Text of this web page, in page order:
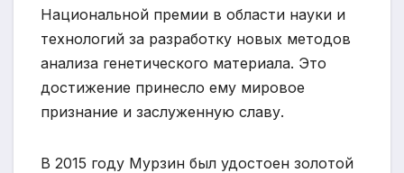
Национальной премии в области науки и
технологий за разработку новых методов
анализа генетического материала. Это
достижение принесло ему мировое
признание и заслуженную славу.
В 2015 году Мурзин был удостоен золотой